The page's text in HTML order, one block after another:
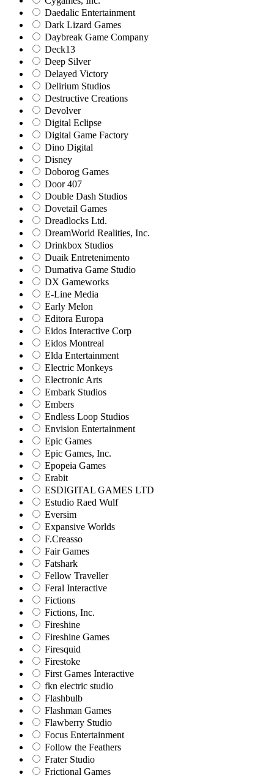
Daedalic Entertainment
Dark Lizard Games
Daybreak Game Company
Deck13
Deep Silver
Delayed Victory
Delirium Studios
Destructive Creations
Devolver
Digital Eclipse
Digital Game Factory
Dino Digital
Disney
Doborog Games
Door 407
Double Dash Studios
Dovetail Games
Dreadlocks Ltd.
DreamWorld Realities, Inc.
Drinkbox Studios
Duaik Entretenimento
Dumativa Game Studio
DX Gameworks
E-Line Media
Early Melon
Editora Europa
Eidos Interactive Corp
Eidos Montreal
Elda Entertainment
Electric Monkeys
Electronic Arts
Embark Studios
Embers
Endless Loop Studios
Envision Entertainment
Epic Games
Epic Games, Inc.
Epopeia Games
Erabit
ESDIGITAL GAMES LTD
Estudio Raed Wulf
Eversim
Expansive Worlds
F.Creasso
Fair Games
Fatshark
Fellow Traveller
Feral Interactive
Fictions
Fictions, Inc.
Fireshine
Fireshine Games
Firesquid
Firestoke
First Games Interactive
fkn electric studio
Flashbulb
Flashman Games
Flawberry Studio
Focus Entertainment
Follow the Feathers
Frater Studio
Frictional Games